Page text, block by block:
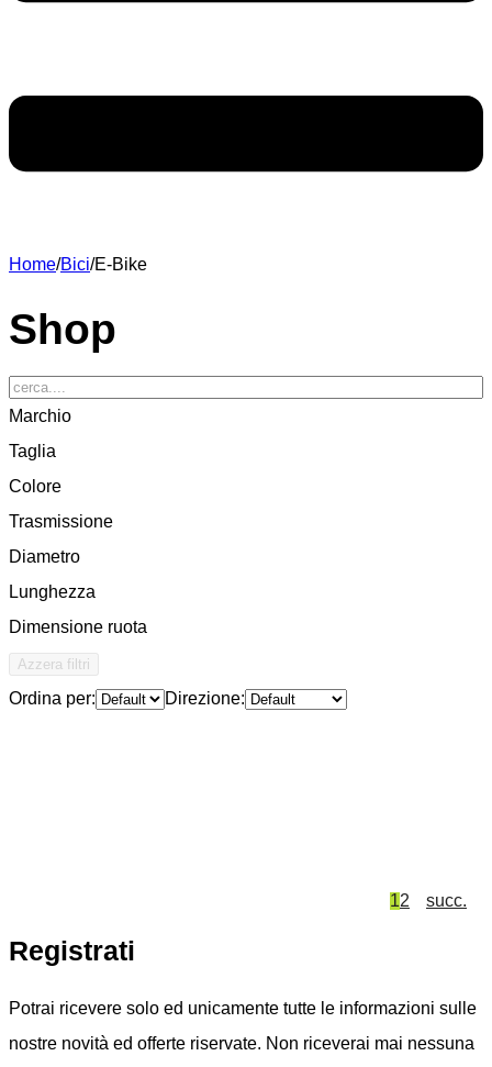
Home/Bici/E-Bike
Shop
Marchio
Taglia
Colore
Trasmissione
Diametro
Lunghezza
Dimensione ruota
Azzera filtri
Ordina per: Direzione:
12 succ.
Registrati
Potrai ricevere solo ed unicamente tutte le informazioni sulle
nostre novità ed offerte riservate. Non riceverai mai nessuna